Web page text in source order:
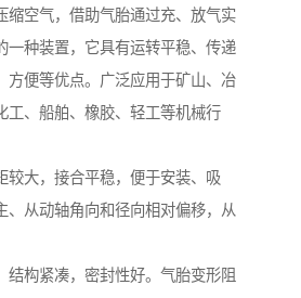
缩空气，借助气胎通过充、放气实
一种装置，它具有运转平稳、传递
方便等优点。广泛应用于矿山、冶
工、船舶、橡胶、轻工等机械行
较大，接合平稳，便于安装、吸
、从动轴角向和径向相对偏移，从
结构紧凑，密封性好。气胎变形阻